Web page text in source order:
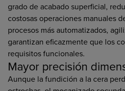
grado de acabado superficial,
costosas operaciones manuales
procesos más automatizados,
garantizan eficazmente que los
requisitos funcionales.
Mayor precisión
Aunque la fundición a la cera